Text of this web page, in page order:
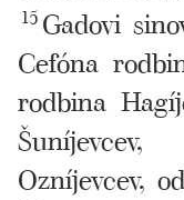
15 Gadovi
Cefóna
rodbina
Šuníjevcev,
Ozníjevcev,